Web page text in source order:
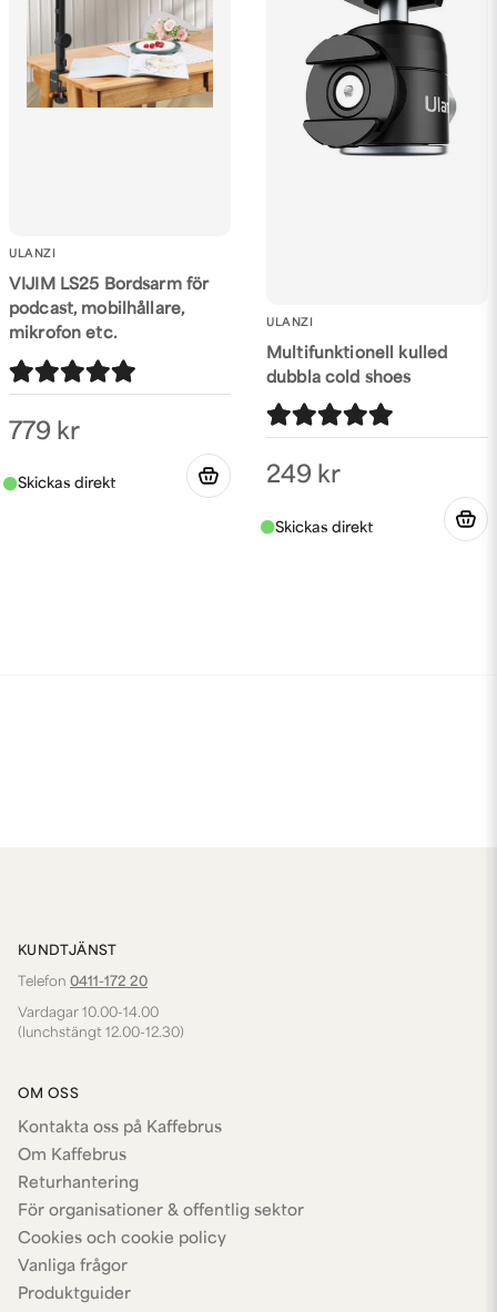
ULANZI
VIJIM LS25 Bordsarm för
podcast, mobilhållare,
mikrofon etc.
779 kr
ULANZI
Multifunktionell kulled
dubbla cold shoes
249 kr
KUNDTJÄNST
Telefon 0411-172 20
Vardagar 10.00-14.00
(lunchstängt 12.00-12.30)
OM OSS
Kontakta oss på Kaffebrus
Om Kaffebrus
Returhantering
För organisationer & offentlig sektor
Cookies och cookie policy
Vanliga frågor
Produktguider